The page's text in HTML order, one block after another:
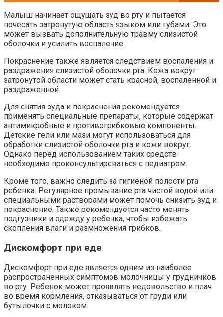
Малыш начинает ощущать зуд во рту и пытается
почесать затронутую область языком или губами. Это
может вызвать дополнительную травму слизистой
оболочки и усилить воспаление.
Покраснение также является следствием воспаления и
раздражения слизистой оболочки рта. Кожа вокруг
затронутой области может стать красной, воспаленной и
раздраженной.
Для снятия зуда и покраснения рекомендуется
применять специальные препараты, которые содержат
антимикробные и противогрибковые компоненты.
Детские гели или мази могут использоваться для
обработки слизистой оболочки рта и кожи вокруг.
Однако перед использованием таких средств
необходимо проконсультироваться с педиатром.
Кроме того, важно следить за гигиеной полости рта
ребенка. Регулярное промывание рта чистой водой или
специальными растворами может помочь снизить зуд и
покраснение. Также рекомендуется часто менять
подгузники и одежду у ребенка, чтобы избежать
скопления влаги и размножения грибков.
Дискомфорт при еде
Дискомфорт при еде является одним из наиболее
распространенных симптомов молочницы у грудничков
во рту. Ребенок может проявлять недовольство и плач
во время кормления, отказываться от груди или
бутылочки с молоком.